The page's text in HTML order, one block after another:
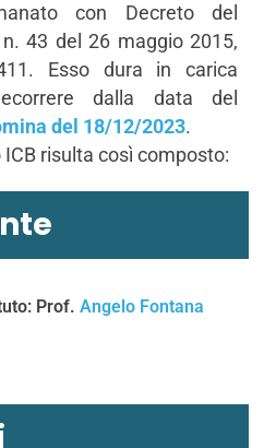
con Decreto del
43 del 26 maggio 2015,
Esso dura in carica
dalla data del
del 18/12/2023.
risulta così composto:
Prof. Angelo Fontana